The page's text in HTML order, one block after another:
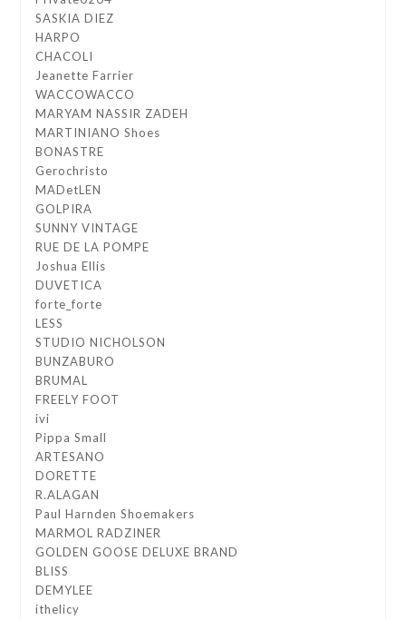
SASKIA DIEZ
HARPO
CHACOLI
Jeanette Farrier
WACCOWACCO
MARYAM NASSIR ZADEH
MARTINIANO Shoes
BONASTRE
Gerochristo
MADetLEN
GOLPIRA
SUNNY VINTAGE
RUE DE LA POMPE
Joshua Ellis
DUVETICA
forte_forte
LESS
STUDIO NICHOLSON
BUNZABURO
BRUMAL
FREELY FOOT
ivi
Pippa Small
ARTESANO
DORETTE
R.ALAGAN
Paul Harnden Shoemakers
MARMOL RADZINER
GOLDEN GOOSE DELUXE BRAND
BLISS
DEMYLEE
ithelicy